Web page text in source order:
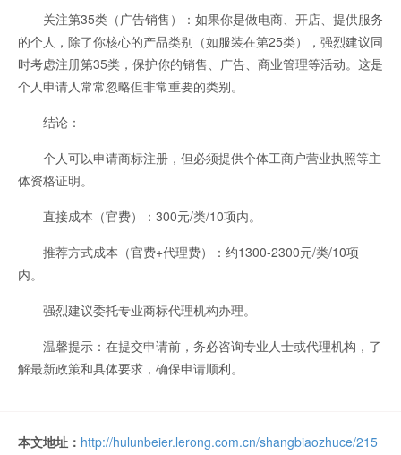
关注第35类（广告销售）：如果你是做电商、开店、提供服务
的个人，除了你核心的产品类别（如服装在第25类），强烈建议同
时考虑注册第35类，保护你的销售、广告、商业管理等活动。这是
个人申请人常常忽略但非常重要的类别。
结论：
个人可以申请商标注册，但必须提供个体工商户营业执照等主
体资格证明。
直接成本（官费）：300元/类/10项内。
推荐方式成本（官费+代理费）：约1300-2300元/类/10项
内。
强烈建议委托专业商标代理机构办理。
温馨提示：在提交申请前，务必咨询专业人士或代理机构，了
解最新政策和具体要求，确保申请顺利。
本文地址： http://hulunbeier.lerong.com.cn/shangbiaozhuce/215